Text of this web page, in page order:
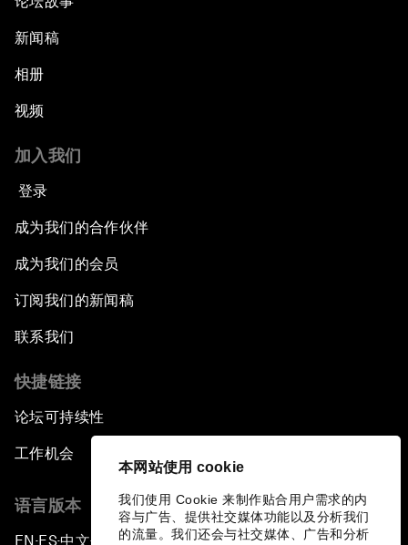
本网站使用 cookie
我们使用 Cookie 来制作贴合用户需求的内
容与广告、提供社交媒体功能以及分析我们
的流量。我们还会与社交媒体、广告和分析
新闻稿
相册
视频
加入我们
登录
成为我们的合作伙伴
成为我们的会员
订阅我们的新闻稿
联系我们
快捷链接
论坛可持续性
工作机会
语言版本
EN ▪ES▪中文▪ 日本語